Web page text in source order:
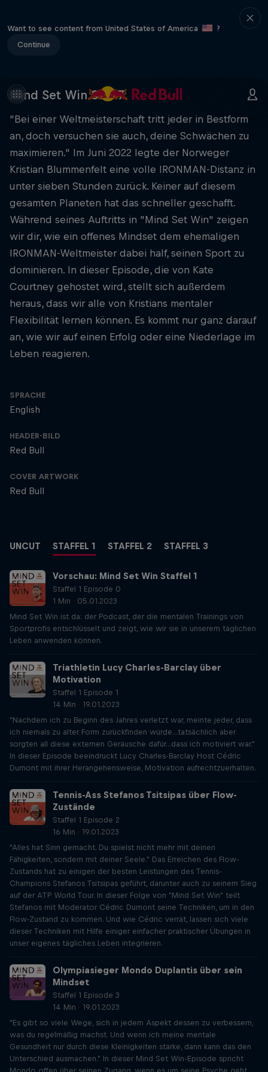
Want to see content from United States of America
?
Continue
Mind Set Win S1 E17
"Bei einer Weltmeisterschaft tritt jeder in Bestform
an, doch versuchen sie auch, deine Schwächen zu
maximieren." Im Juni 2022 legte der Norweger
Kristian Blummenfelt eine volle IRONMAN-Distanz in
unter sieben Stunden zurück. Keiner auf diesem
gesamten Planeten hat das schneller geschafft.
Während seines Auftritts in "Mind Set Win" zeigen
wir dir, wie ein offenes Mindset dem ehemaligen
IRONMAN-Weltmeister dabei half, seinen Sport zu
dominieren. In dieser Episode, die von Kate
Courtney gehostet wird, stellt sich außerdem
heraus, dass wir alle von Kristians mentaler
Flexibilität lernen können. Es kommt nur ganz darauf
an, wie wir auf einen Erfolg oder eine Niederlage im
Leben reagieren.
SPRACHE
English
HEADER-BILD
Red Bull
COVER ARTWORK
Red Bull
UNCUT STAFFEL 1 STAFFEL 2 STAFFEL 3
Vorschau: Mind Set Win Staffel 1
Staffel 1 Episode 0
1 Min · 05.01.2023
Mind Set Win ist da: der Podcast, der die mentalen Trainings von
Sportprofis entschlüsselt und zeigt, wie wir sie in unserem täglichen
Leben anwenden können.
Triathletin Lucy Charles-Barclay über
Motivation
Staffel 1 Episode 1
14 Min · 19.01.2023
"Nachdem ich zu Beginn des Jahres verletzt war, meinte jeder, dass
ich niemals zu alter Form zurückfinden würde...tatsächlich aber
sorgten all diese externen Geräusche dafür...dass ich motiviert war."
In dieser Episode beeindruckt Lucy Charles-Barclay Host Cédric
Dumont mit ihrer Herangehensweise, Motivation aufrechtzuerhalten.
Tennis-Ass Stefanos Tsitsipas über Flow-
Zustände
Staffel 1 Episode 2
16 Min · 19.01.2023
"Alles hat Sinn gemacht. Du spielst nicht mehr mit deinen
Fähigkeiten, sondern mit deiner Seele." Das Erreichen des Flow-
Zustands hat zu einigen der besten Leistungen des Tennis-
Champions Stefanos Tsitsipas geführt, darunter auch zu seinem Sieg
auf der ATP World Tour. In dieser Folge von "Mind Set Win" teilt
Stefanos mit Moderator Cédric Dumont seine Techniken, um in den
Flow-Zustand zu kommen. Und wie Cédric verrät, lassen sich viele
dieser Techniken mit Hilfe einiger einfacher praktischer Übungen in
unser eigenes tägliches Leben integrieren.
Olympiasieger Mondo Duplantis über sein
Mindset
Staffel 1 Episode 3
14 Min · 19.01.2023
"Es gibt so viele Wege, sich in jedem Aspekt dessen zu verbessern,
was du regelmäßig machst. Und wenn ich meine mentale
Gesundheit nur durch diese Kleinigkeiten stärke, dann kann das den
Unterschied ausmachen." In dieser Mind Set Win-Episode spricht